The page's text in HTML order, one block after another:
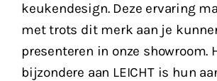
keukendesign. Deze ervaring
met trots dit merk aan je
presenteren in onze showroom.
bijzondere aan LEICHT is hun